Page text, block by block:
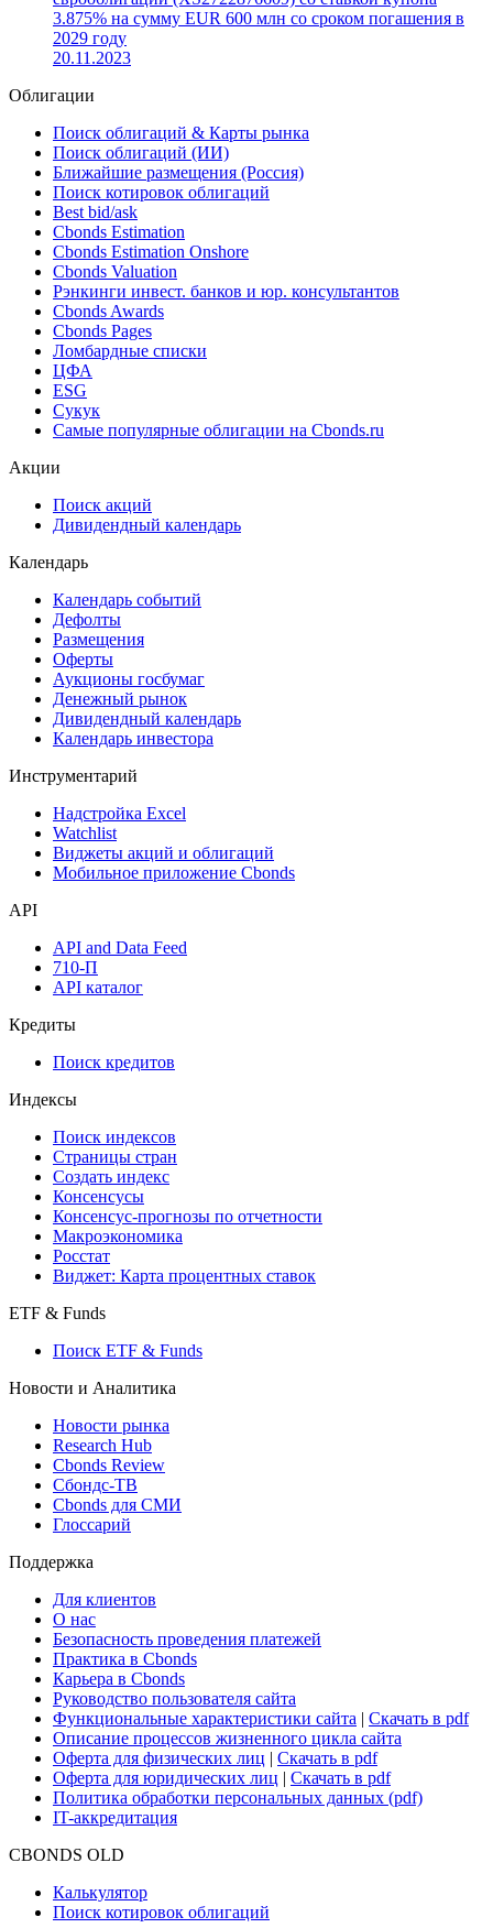
3.875% на сумму EUR 600 млн со сроком погашения в
2029 году
20.11.2023
Облигации
Поиск облигаций & Карты рынка
Поиск облигаций (ИИ)
Ближайшие размещения (Россия)
Поиск котировок облигаций
Best bid/ask
Cbonds Estimation
Cbonds Estimation Onshore
Cbonds Valuation
Рэнкинги инвест. банков и юр. консультантов
Cbonds Awards
Cbonds Pages
Ломбардные списки
ЦФА
ESG
Сукук
Самые популярные облигации на Cbonds.ru
Акции
Поиск акций
Дивидендный календарь
Календарь
Календарь событий
Дефолты
Размещения
Оферты
Аукционы госбумаг
Денежный рынок
Дивидендный календарь
Календарь инвестора
Инструментарий
Надстройка Excel
Watchlist
Виджеты акций и облигаций
Мобильное приложение Cbonds
API
API and Data Feed
710-П
API каталог
Кредиты
Поиск кредитов
Индексы
Поиск индексов
Страницы стран
Создать индекс
Консенсусы
Консенсус-прогнозы по отчетности
Макроэкономика
Росстат
Виджет: Карта процентных ставок
ETF & Funds
Поиск ETF & Funds
Новости и Аналитика
Новости рынка
Research Hub
Cbonds Review
Сбондс-ТВ
Cbonds для СМИ
Глоссарий
Поддержка
Для клиентов
О нас
Безопасность проведения платежей
Практика в Cbonds
Карьера в Cbonds
Руководство пользователя сайта
Функциональные характеристики сайта | Скачать в pdf
Описание процессов жизненного цикла сайта
Оферта для физических лиц | Скачать в pdf
Оферта для юридических лиц | Скачать в pdf
Политика обработки персональных данных (pdf)
IT-аккредитация
CBONDS OLD
Калькулятор
Поиск котировок облигаций